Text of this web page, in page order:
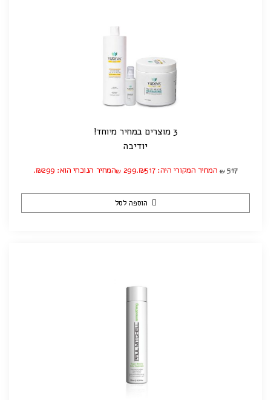
3 מוצרים במחיר מיוחד!
יודיבה
₪ 517 המחיר המקורי היה: ₪517. ₪ 299 המחיר הנוכחי הוא: ₪299.
הוספה לסל